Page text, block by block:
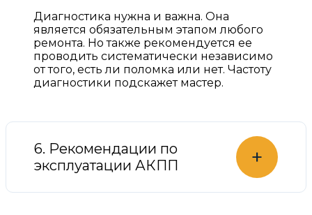
Диагностика нужна и важна. Она
является обязательным этапом любого
ремонта. Но также рекомендуется ее
проводить систематически независимо
от того, есть ли поломка или нет. Частоту
диагностики подскажет мастер.
6. Рекомендации по
эксплуатации АКПП
+